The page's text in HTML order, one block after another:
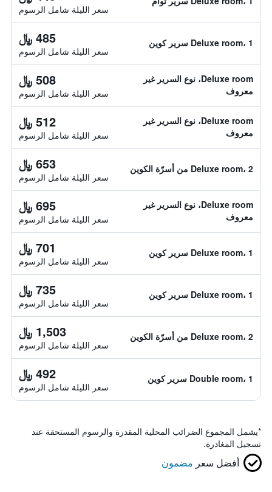
سعر الليلة شامل الرسوم
Deluxe room، 1 سرير كوين 485 ﷼
سعر الليلة شامل الرسوم
Deluxe room، نوع السرير غير
معروف
508 ﷼
سعر الليلة شامل الرسوم
Deluxe room، نوع السرير غير
معروف
512 ﷼
سعر الليلة شامل الرسوم
Deluxe room، 2 من أسرّة الكوين 653 ﷼
سعر الليلة شامل الرسوم
Deluxe room، نوع السرير غير
معروف
695 ﷼
سعر الليلة شامل الرسوم
Deluxe room، 1 سرير كوين 701 ﷼
سعر الليلة شامل الرسوم
Deluxe room، 1 سرير كوين 735 ﷼
سعر الليلة شامل الرسوم
Deluxe room، 2 من أسرّة الكوين 1,503 ﷼
سعر الليلة شامل الرسوم
Double room، 1 سرير كوين 492 ﷼
سعر الليلة شامل الرسوم
*يشمل المجموع الضرائب المحلية المقدرة والرسوم المستحقة عند
تسجيل المغادرة.
أفضل سعر مضمون